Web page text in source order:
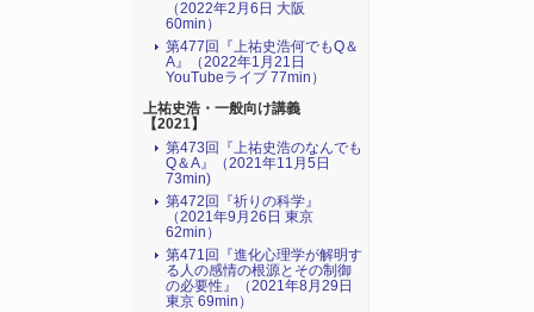
（2022年2月6日 大阪
60min）
第477回『上祐史浩何でもQ＆
A』（2022年1月21日
YouTubeライブ 77min）
上祐史浩・一般向け講義
【2021】
第473回『上祐史浩のなんでも
Q＆A』（2021年11月5日
73min)
第472回『祈りの科学』
（2021年9月26日 東京
62min）
第471回『進化心理学が解明す
る人の感情の根源とその制御
の必要性』（2021年8月29日
東京 69min）